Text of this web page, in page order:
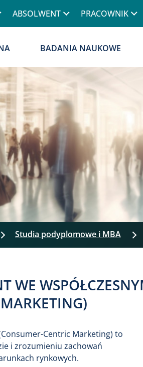
ABSOLWENT PRACOWNIK
BADANIA NAUKOWE
Studia podyplomowe i MBA
WE
Centric Marketing) to
i zrozumieniu zachowań
rynkowych.